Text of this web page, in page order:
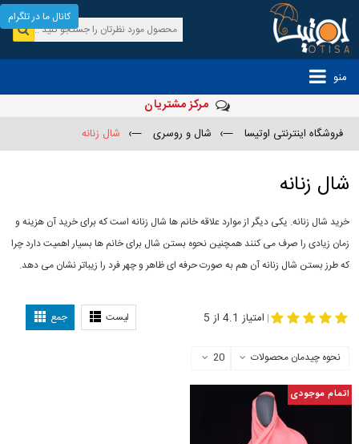
منو
مرکز مشتریان
فروشگاه اینترنتی اوتیسا —› شال و روسری —› شال زنانه
شال زنانه
خرید شال زنانه. یکی دیگر از موارد علاقه خانم ها شال زنانه است که برای خرید آن هزینه و
زمان زیادی را صرف می کنند همچنین نحوه بستن شال برای خانم ها بسیار اهمیت دارد چرا
که طرز بستن شال زنانه آن هم به صورت حرفه ای ظاهر و چهر فرد را زیباتر نشان می دهد.
لیست جمع | امتیاز 4.1 از 5
نحوه چیدمان محصولات 20
اتمام موجودی
کانال ما در تلگرام